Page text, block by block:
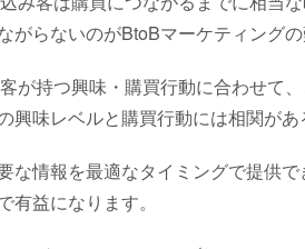
がらないのがBtoBマーケティングの
が持つ興味・購買行動に合わせて
興味レベルと購買行動には相関があ
な情報を最適なタイミングで提供
益になります。